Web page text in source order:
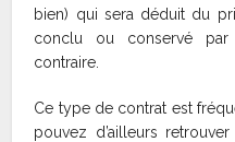
bien) qui sera déduit du
conclu ou conservé
contraire.
Ce type de contrat est
pouvez d’ailleurs